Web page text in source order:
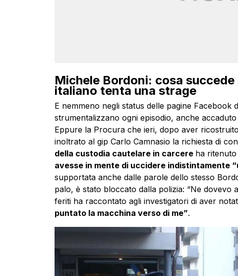
Michele Bordoni: cosa
italiano tenta una strage
E nemmeno negli status delle pagine Facebook
strumentalizzano ogni episodio, anche
Eppure la Procura che ieri, dopo aver
inoltrato al gip Carlo Camnasio la richiesta di
della custodia cautelare in carcere ha
avesse in mente di uccidere indistintamente
supportata anche dalle parole dello stesso
palo, è stato bloccato dalla polizia: “Ne dovevo
feriti ha raccontato agli investigatori di aver
puntato la macchina verso di me”.